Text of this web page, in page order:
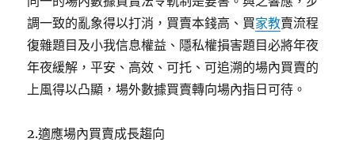
調一致的亂象得以打消，買賣本錢高、買家教賣流程
復雜題目及小我信息權益、隱私權損害題目必將年夜
年夜緩解，平安、高效、可托、可追溯的場內買賣的
上風得以凸顯，場外數據買賣轉向場內指日可待。
2.適應場內買賣成長趨向